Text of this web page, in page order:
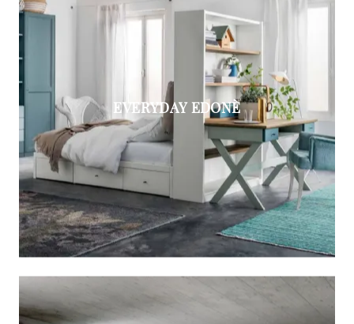
EVERYDAY EDONÈ